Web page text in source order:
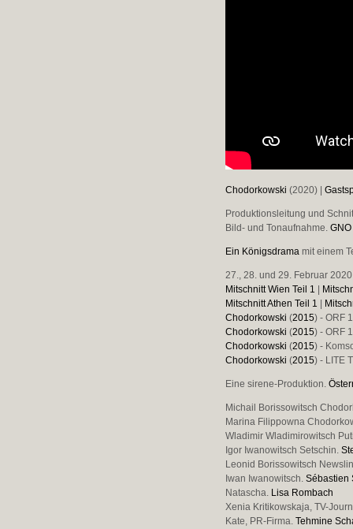
Chodorkowski (2020) |
Produktionsleitung und
Bild- und Tonaufnahme.
Ein Königsdrama mit einem
27., 28. und 29. Februar
Mitschnitt Wien Teil 1
Mitschnitt Athen Teil 1
Chodorkowski (2015) - ORF
Chodorkowski (2015) - ORF
Chodorkowski (2015) -
Chodorkowski (2015) - LITE
Eine sirene-Produktion.
Michail Borissowitsch
Marina Filippowna
Wladimir Wladimirowitsch
Igor Iwanowitsch Setschin.
Leonid Borissowitsch
Iwan Iwanowitsch.Sébastien
Natascha. Lisa Rombach
Xenia Kritikowskaja, TV-
Kate, PR-Firma.Tehmine